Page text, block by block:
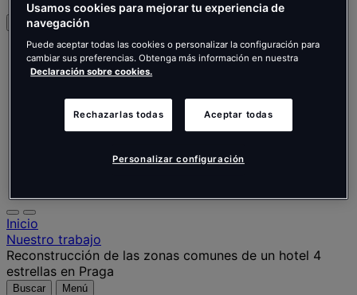
English
Français
Nederlands
Español
Italiano
Inicio
Nuestro trabajo
Reconstrucción de las zonas comunes de un hotel 4
estrellas en Praga
Buscar Menú
Usamos cookies para mejorar tu experiencia de
navegación
Puede aceptar todas las cookies o personalizar la configuración para
cambiar sus preferencias. Obtenga más información en nuestra
Declaración sobre cookies.
Rechazarlas todas Aceptar todas
Personalizar configuración